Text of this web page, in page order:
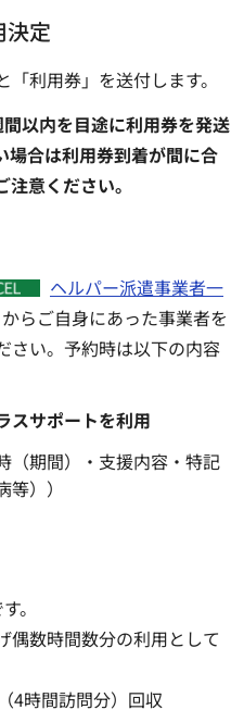
決定
利用券」を送付します。
以内を目途に利用券を発送
場合は利用券到着が間に合
意ください。
ヘルパー派遣事業者一
からご自身にあった事業者を
さい。予約時は以下の内容
スサポートを利用
（期間）・支援内容・特記
））
。
数時間数分の利用として
4時間訪問分）回収